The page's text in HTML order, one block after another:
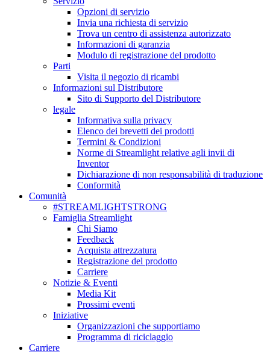
Opzioni di servizio
Invia una richiesta di servizio
Trova un centro di assistenza autorizzato
Informazioni di garanzia
Modulo di registrazione del prodotto
Parti
Visita il negozio di ricambi
Informazioni sul Distributore
Sito di Supporto del Distributore
legale
Informativa sulla privacy
Elenco dei brevetti dei prodotti
Termini & Condizioni
Norme di Streamlight relative agli invii di
Inventor
Dichiarazione di non responsabilità di traduzione
Conformità
Comunità
#STREAMLIGHTSTRONG
Famiglia Streamlight
Chi Siamo
Feedback
Acquista attrezzatura
Registrazione del prodotto
Carriere
Notizie & Eventi
Media Kit
Prossimi eventi
Iniziative
Organizzazioni che supportiamo
Programma di riciclaggio
Carriere